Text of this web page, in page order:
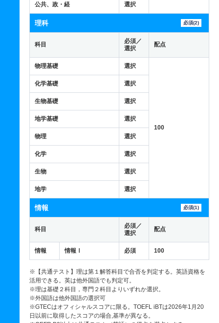
公共、政・経 選択
理科 必須(2)
科目
必須／
選択
配点
物理基礎 選択
100
化学基礎 選択
生物基礎 選択
地学基礎 選択
物理 選択
化学 選択
生物 選択
地学 選択
情報 必須(1)
科目
必須／
選択
配点
情報 情報Ⅰ 必須 100
※【共通テスト】理は第１解答科目で合否を判定する。英語資格を
活用できる。英は他外国語でも判定可。
※理は基礎２科目，専門２科目よりいずれか選択。
※外国語は他外国語の選択可
※GTECはオフィシャルスコアに限る。TOEFL iBTは2026年1月20
日以前に取得したスコアの場合,基準が異なる。